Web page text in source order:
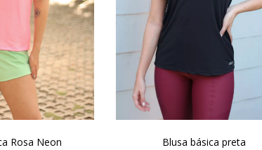
Rosa Neon Blusa básica preta